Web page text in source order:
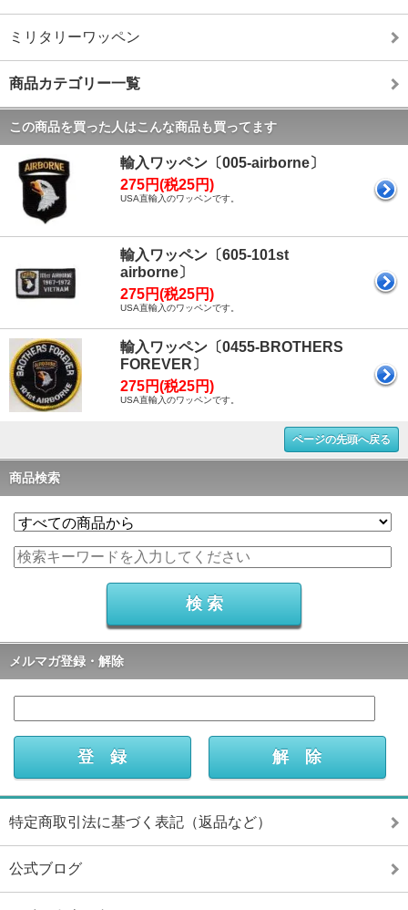
ミリタリーワッペン
商品カテゴリー一覧
この商品を買った人はこんな商品も買ってます
輸入ワッペン〔005-airborne〕
275円(税25円)
USA直輸入のワッペンです。
輸入ワッペン〔605-101st
airborne〕
275円(税25円)
USA直輸入のワッペンです。
輸入ワッペン〔0455-BROTHERS
FOREVER〕
275円(税25円)
USA直輸入のワッペンです。
ページの先頭へ戻る
商品検索
メルマガ登録・解除
特定商取引法に基づく表記（返品など）
公式ブログ